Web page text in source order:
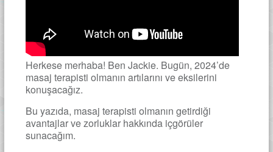
Herkese merhaba! Ben Jackie. Bugün, 2024’de
masaj terapisti olmanın artılarını ve eksilerini
konuşacağız.
Bu yazıda, masaj terapisti olmanın getirdiği
avantajlar ve zorluklar hakkında içgörüler
sunacağım.